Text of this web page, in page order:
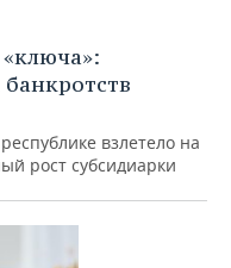
взлетело на
рост субсидиарки